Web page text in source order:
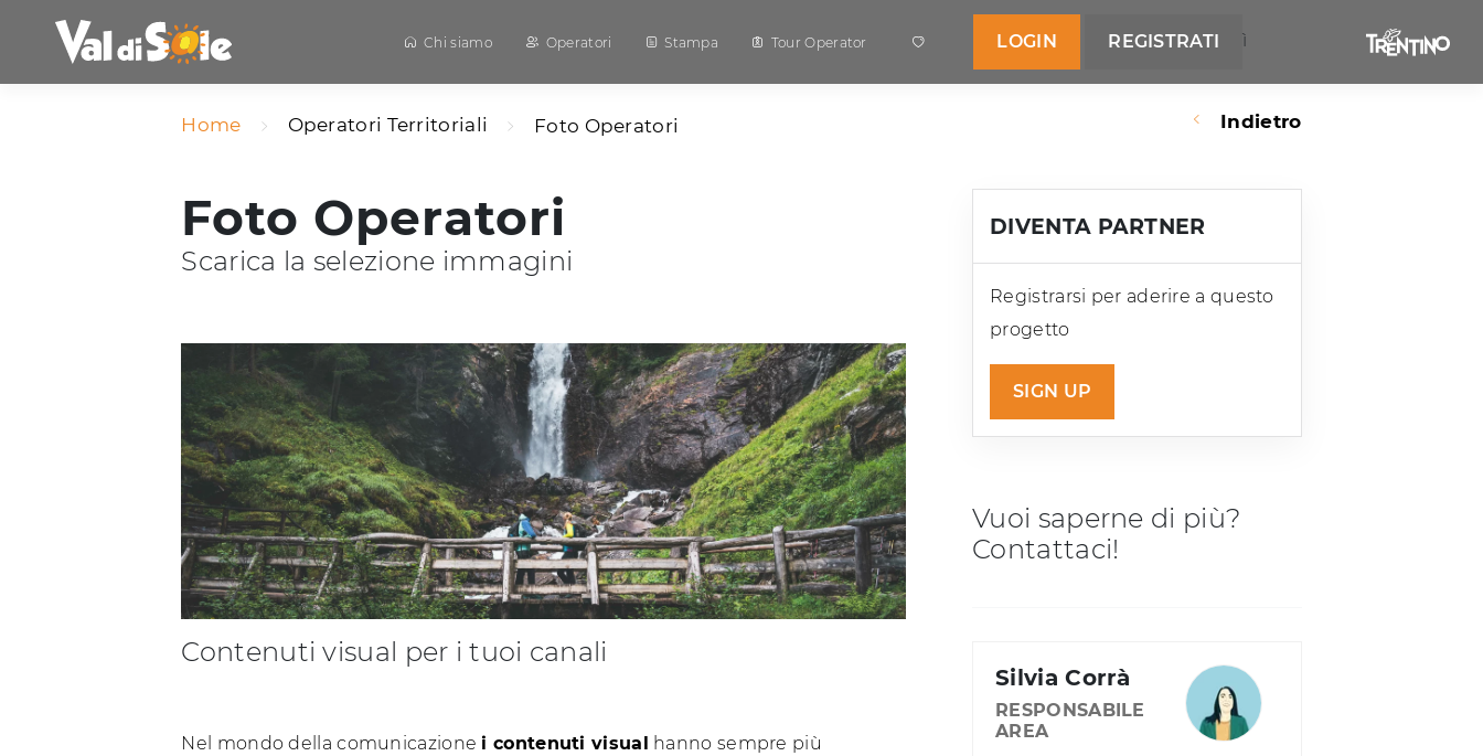
Chi siamo Operatori Stampa Tour Operator LOGIN REGISTRATI ì
Home Operatori Territoriali Foto Operatori Indietro
Foto Operatori
Scarica la selezione immagini
Contenuti visual per i tuoi canali
Nel mondo della comunicazione i contenuti visual
hanno sempre più
DIVENTA PARTNER
Registrarsi per aderire a questo
progetto
SIGN UP
Vuoi saperne di più?
Contattaci!
Silvia Corrà
RESPONSABILE
AREA